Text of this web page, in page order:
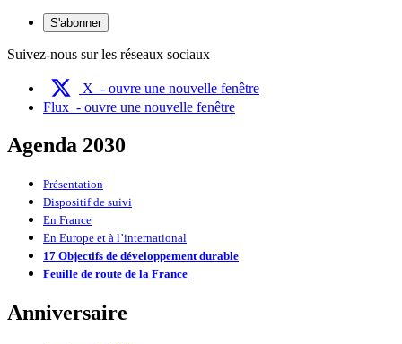
S'abonner
Suivez-nous sur les réseaux sociaux
X - ouvre une nouvelle fenêtre
Flux - ouvre une nouvelle fenêtre
Agenda 2030
Présentation
Dispositif de suivi
En France
En Europe et à l’international
17 Objectifs de développement durable
Feuille de route de la France
Anniversaire